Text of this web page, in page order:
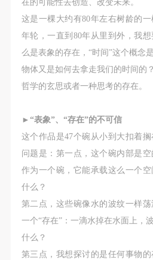
这是一棵大约有80年左右树龄的
年轮，一直到80年从里到外，我
么是表象的存在，“时间”这个概念
物体又是如何去拿走我们的时间的
哲学的玄思或者一种思考的存在。
►“表象”、“存在”的不可信
这个作品是47个碗从小到大扣着
问题是：第一点，这个碗内部是空
作为一个碗，它能承载这么一个
什么？
第二点，这些碗像水的波纹一样
一个“存在”：一滴水掉在水面上，
什么？
第三点，我想探讨的是任何事物的